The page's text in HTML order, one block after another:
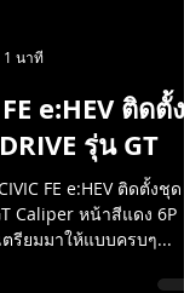
1 นาที
e:HEV ติดตั้ง
รุ่น GT
FE e:HEV ติดตั้งชุด